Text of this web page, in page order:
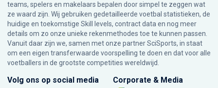
teams, spelers en makelaars bepalen door simpel te zeggen wat
ze waard zijn. Wij gebruiken gedetailleerde voetbal statistieken, de
huidige en toekomstige Skill levels, contract data en nog meer
details om zo onze unieke rekenmethodes toe te kunnen passen.
Vanuit daar zijn we, samen met onze partner SciSports, in staat
om een eigen transferwaarde voorspelling te doen en dat voor alle
voetballers in de grootste competities wereldwijd.
Volg ons op social media Corporate & Media